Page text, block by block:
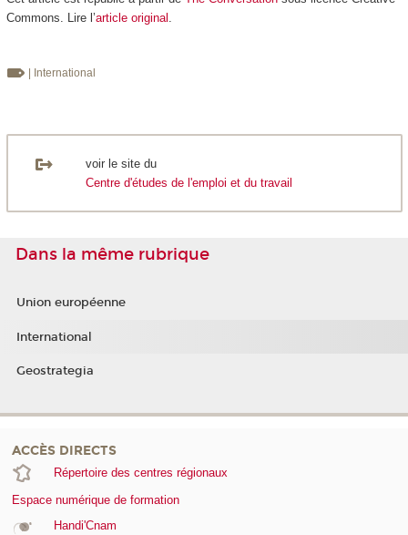
Commons. Lire l’article original
| International
voir le site du
Centre d'études de l'emploi et du travail
Dans la même rubrique
Union européenne
International
Geostrategia
ACCÈS DIRECTS
Répertoire des centres régionaux
Espace numérique de formation
Handi'Cnam